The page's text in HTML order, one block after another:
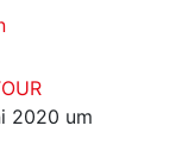
2020 um